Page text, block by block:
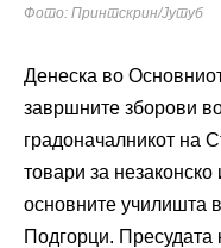
Фото: Принтскрин/Јутуб
Денеска во
завршните зборови
градоначалникот на
товари за
основните училишта
Подгорци. Пресудата